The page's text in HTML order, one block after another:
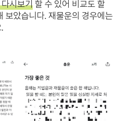
시보기 할 수 있어 비교도 할
보았습니다. 재물운의 경우에는